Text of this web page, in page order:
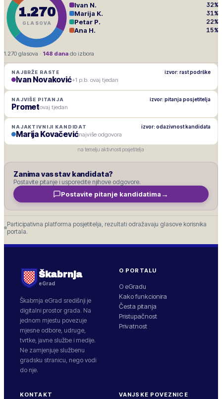
1.270
GLASOVA
Ivan N. 32%
Marija K. 31%
Petar P. 22%
Ana H. 15%
1.270 glasova · 148 dana do izbora
NAJBRŽE RASTE izvor: rast podrške
Ivan Novaković+1 p.b. ovaj tjedan
NAJVIŠE PITANJA izvor: pitanja posjetitelja
Prometovaj tjedan
NAJAKTIVNIJI KANDIDAT izvor: odazivnost kandidata
Marija Kovačevićnajviše odgovora
na temelju aktivnosti posjetitelja
Zanima vas stav kandidata?
Postavite pitanje i usporedite njihove odgovore.
Postavite pitanje kandidatima →
Participativna platforma posjetitelja, rezultati odražavaju glasove korisnika
portala.
Škabrnja
eGrad
Škabrnja eGrad središnji je
digitalni prostor grada. Na
jednom mjestu povezuje
mjesne odbore, udruge,
tvrtke, javne službe i medije.
Ne zamjenjuje službenu
gradsku stranicu, nego vodi
do nje.
O PORTALU
O eGradu
Kako funkcionira
Česta pitanja
Pristupačnost
Privatnost
KONTAKT VANJSKE POVEZNICE